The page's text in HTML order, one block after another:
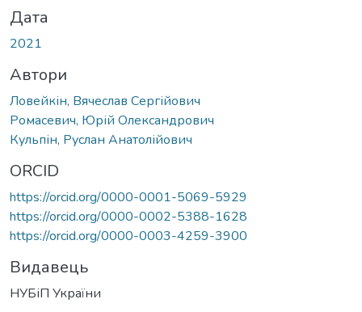
Дата
2021
Автори
Ловейкін, Вячеслав Сергійович
Ромасевич, Юрій Олександрович
Кульпін, Руслан Анатолійович
ORCID
https://orcid.org/0000-0001-5069-5929
https://orcid.org/0000-0002-5388-1628
https://orcid.org/0000-0003-4259-3900
Видавець
НУБіП України